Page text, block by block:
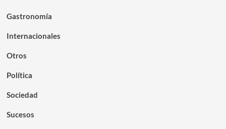
Gastronomía
Internacionales
Otros
Política
Sociedad
Sucesos